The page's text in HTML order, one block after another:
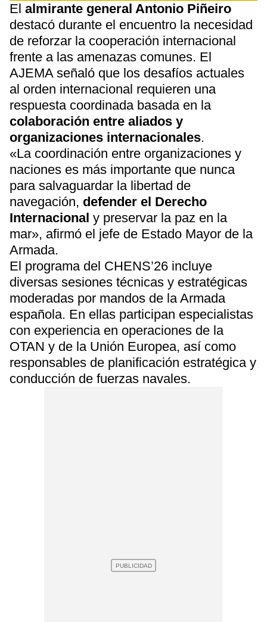
El almirante general Antonio Piñeiro
destacó durante el encuentro la necesidad
de reforzar la cooperación internacional
frente a las amenazas comunes. El
AJEMA señaló que los desafíos actuales
al orden internacional requieren una
respuesta coordinada basada en la
colaboración entre aliados y
organizaciones internacionales.
«La coordinación entre organizaciones y
naciones es más importante que nunca
para salvaguardar la libertad de
navegación, defender el Derecho
Internacional y preservar la paz en la
mar», afirmó el jefe de Estado Mayor de la
Armada.
El programa del CHENS’26 incluye
diversas sesiones técnicas y estratégicas
moderadas por mandos de la Armada
española. En ellas participan especialistas
con experiencia en operaciones de la
OTAN y de la Unión Europea, así como
responsables de planificación estratégica y
conducción de fuerzas navales.